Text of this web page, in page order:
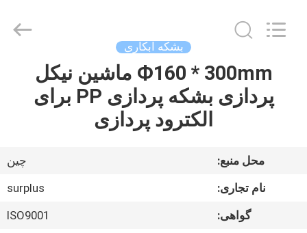
خونه
محصولات
درباره
Limited.
بشکه آبکاری
Ф160 * 300mm ماشین نیکل
پردازی بشکه پردازی PP برای
الکترود پردازی
محل منبع:
چین
نام تجاری:
surplus
گواهی:
ISO9001